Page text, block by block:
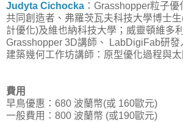
Judyta Cichocka ：Grasshopper粒子
共同創造者、 弗羅茨瓦夫科技大學博士
計優化)及維也納科技大學；威靈頓維多
Grasshopper 3D講師、 LabDigiFab研發
建築幾何工作坊講師：原型優化過程與
費用
早鳥優惠：680 波蘭幣(或 160歐元)
一般費用：800 波蘭幣 (或190歐元)